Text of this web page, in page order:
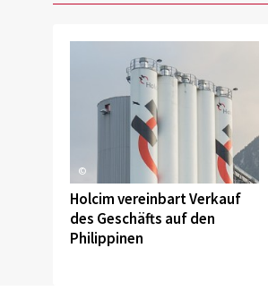
©
Holcim vereinbart Verkauf
des Geschäfts auf den
Philippinen